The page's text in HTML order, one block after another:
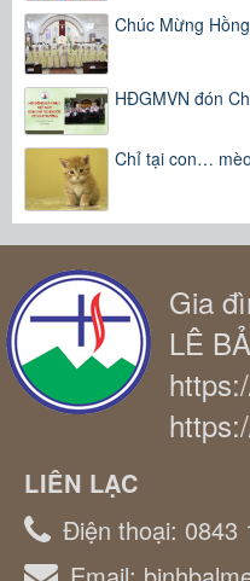
Chúc Mừng
HĐGMVN đón
Chỉ tại con… mèo
Gia
LÊ
LIÊN LẠC
Điện thoại: 0843